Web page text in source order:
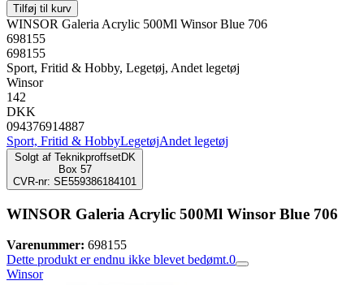
Tilføj til kurv
WINSOR Galeria Acrylic 500Ml Winsor Blue 706
698155
698155
Sport, Fritid & Hobby, Legetøj, Andet legetøj
Winsor
142
DKK
094376914887
Sport, Fritid & HobbyLegetøjAndet legetøj
Solgt af TeknikproffsetDK
Box 57
CVR-nr: SE559386184101
WINSOR Galeria Acrylic 500Ml Winsor Blue 706
Varenummer: 698155
Dette produkt er endnu ikke blevet bedømt.0
Winsor